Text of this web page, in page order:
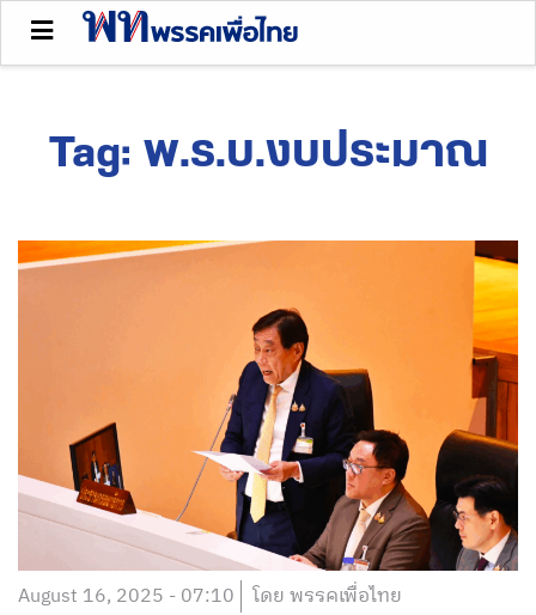
Tag: พ.ร.บ.งบประมาณ
August 16, 2025 - 07:10 โดย พรรคเพื่อไทย